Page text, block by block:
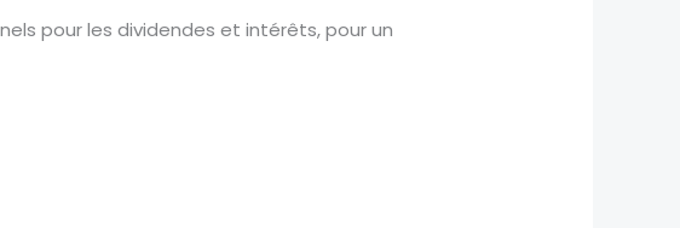
pour les dividendes et intérêts, pour un